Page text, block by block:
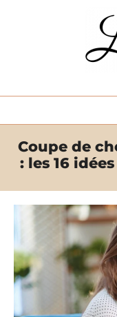
Coupe de
: les 16